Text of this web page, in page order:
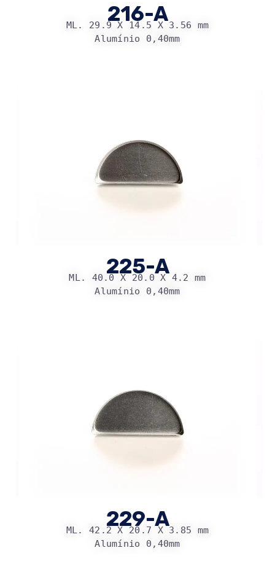
216-A
ML. 29.9 X 14.5 X 3.56 mm
Alumínio 0,40mm
225-A
ML. 40.0 X 20.0 X 4.2 mm
Alumínio 0,40mm
229-A
ML. 42.2 X 20.7 X 3.85 mm
Alumínio 0,40mm